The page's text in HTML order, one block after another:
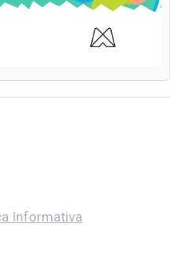
Informativa